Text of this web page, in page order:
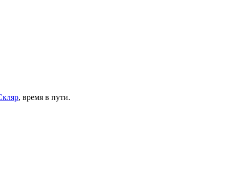
, время в пути.